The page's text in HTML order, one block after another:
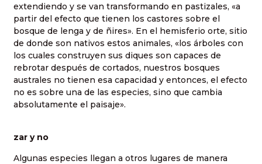
extendiendo y se van transformando en pastizales, «a
partir del efecto que tienen los castores sobre el
bosque de lenga y de ñires». En el hemisferio orte, sitio
de donde son nativos estos animales, «los árboles con
los cuales construyen sus diques son capaces de
rebrotar después de cortados, nuestros bosques
australes no tienen esa capacidad y entonces, el efecto
no es sobre una de las especies, sino que cambia
absolutamente el paisaje».
zar y no
Algunas especies llegan a otros lugares de manera